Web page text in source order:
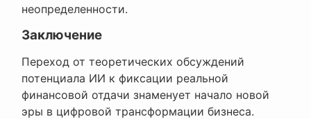
неопределенности.
Заключение
Переход от теоретических обсуждений
потенциала ИИ к фиксации реальной
финансовой отдачи знаменует начало новой
эры в цифровой трансформации бизнеса.